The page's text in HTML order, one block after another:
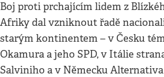
Boj proti prchajícím lidem z
Afriky dal vzniknout řadě
starým kontinentem – v Česku
Okamura a jeho SPD, v Itálie
Salviniho a v Německu